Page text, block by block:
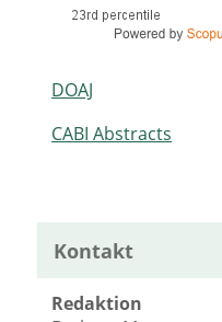
DOAJ
CABI Abstracts
Kontakt
Redaktion